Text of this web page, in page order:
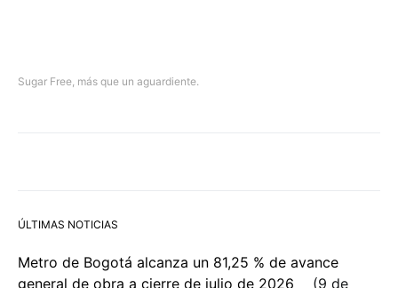
Sugar Free, más que un aguardiente.
ÚLTIMAS NOTICIAS
Metro de Bogotá alcanza un 81,25 % de avance
general de obra a cierre de julio de 2026
9 de